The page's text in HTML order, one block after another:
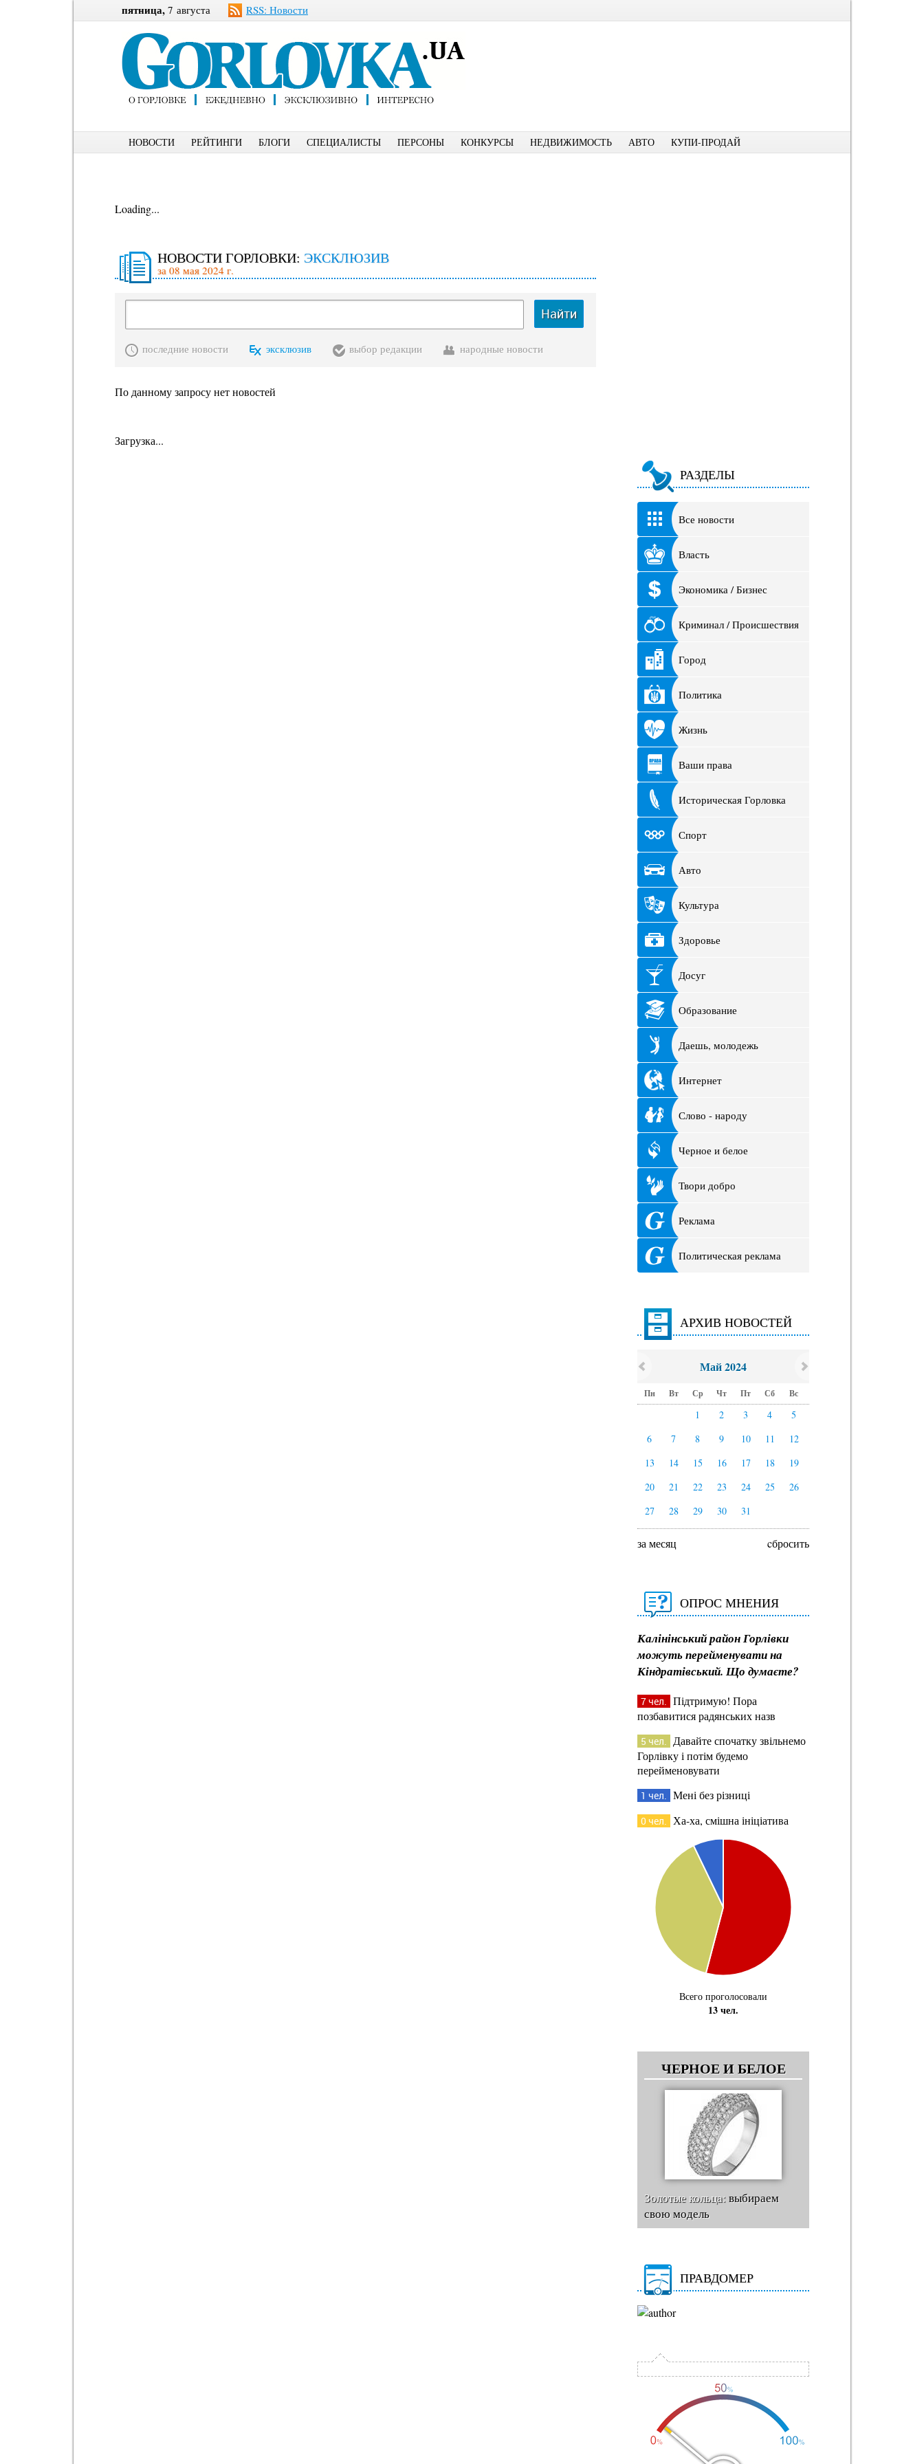
пятница, 7 августа RSS: Новости
НОВОСТИ РЕЙТИНГИ БЛОГИ СПЕЦИАЛИСТЫ ПЕРСОНЫ КОНКУРСЫ НЕДВИЖИМОСТЬ АВТО КУПИ-ПРОДАЙ
Loading...
НОВОСТИ ГОРЛОВКИ: ЭКСКЛЮЗИВ
за 08 мая 2024 г.
Найти
последние новости эксклюзив выбор редакции народные новости
По данному запросу нет новостей
Загрузка...
РАЗДЕЛЫ
Все новости
Власть
Экономика / Бизнес
Криминал / Происшествия
Город
Политика
Жизнь
Ваши права
Историческая Горловка
Спорт
Авто
Культура
Здоровье
Досуг
Образование
Даешь, молодежь
Интернет
Слово - народу
Черное и белое
Твори добро
Реклама
Политическая реклама
АРХИВ НОВОСТЕЙ
Май 2024
Пн Вт Ср Чт Пт Сб Вс
1 2 3 4
5
6
7 8 9 10 11
12
13
14 15 16 17 18
19
20
21 22 23 24 25
26
27
28 29 30 31
за месяц cбросить
ОПРОС МНЕНИЯ
Калінінський район Горлівки
можуть перейменувати на
Кіндратівський. Що думаєте?
7 чел. Підтримую! Пора
позбавитися радянських назв
5 чел. Давайте спочатку звільнемо
Горлівку і потім будемо
перейменовувати
1 чел. Мені без різниці
0 чел. Ха-ха, смішна ініціатива
Всего проголосовали
13 чел.
ЧЕРНОЕ И БЕЛОЕ
Золотые кольца:выбираем
свою модель
ПРАВДОМЕР